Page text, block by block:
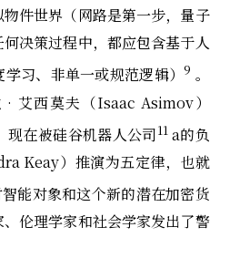
件世界（网路是第一步，量子
决策过程中，都应包含基于人
习、非单一或规范逻辑）9 。
艾西莫夫（Isaac Asimov）
现在被硅谷机器人公司11a的负
Keay）推演为五定律，也就
能对象和这个新的潜在加密货
伦理学家和社会学家发出了警